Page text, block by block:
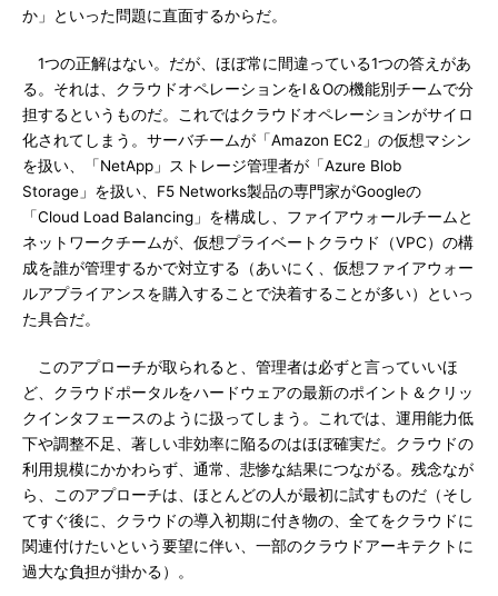
か」といった問題に直面するからだ。
1つの正解はない。だが、ほぼ常に間違っている1つの答えがあ
る。それは、クラウドオペレーションをI＆Oの機能別チームで分
担するというものだ。これではクラウドオペレーションがサイロ
化されてしまう。サーバチームが「Amazon EC2」の仮想マシン
を扱い、「NetApp」ストレージ管理者が「Azure Blob
Storage」を扱い、F5 Networks製品の専門家がGoogleの
「Cloud Load Balancing」を構成し、ファイアウォールチームと
ネットワークチームが、仮想プライベートクラウド（VPC）の構
成を誰が管理するかで対立する（あいにく、仮想ファイアウォー
ルアプライアンスを購入することで決着することが多い）といっ
た具合だ。
このアプローチが取られると、管理者は必ずと言っていいほ
ど、クラウドポータルをハードウェアの最新のポイント＆クリッ
クインタフェースのように扱ってしまう。これでは、運用能力低
下や調整不足、著しい非効率に陥るのはほぼ確実だ。クラウドの
利用規模にかかわらず、通常、悲惨な結果につながる。残念なが
ら、このアプローチは、ほとんどの人が最初に試すものだ（そし
てすぐ後に、クラウドの導入初期に付き物の、全てをクラウドに
関連付けたいという要望に伴い、一部のクラウドアーキテクトに
過大な負担が掛かる）。